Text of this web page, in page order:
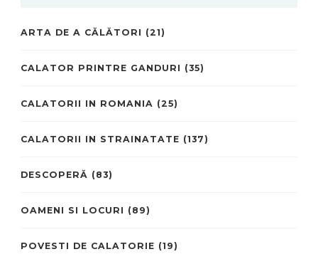
ARTA DE A CĂLĂTORI (21)
CALATOR PRINTRE GANDURI (35)
CALATORII IN ROMANIA (25)
CALATORII IN STRAINATATE (137)
DESCOPERĂ (83)
OAMENI SI LOCURI (89)
POVESTI DE CALATORIE (19)